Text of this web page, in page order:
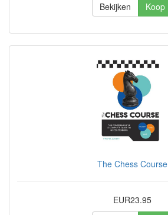
Bekijken
Koop
The Chess Course
EUR23.95